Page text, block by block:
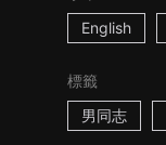
English
標籤
男同志